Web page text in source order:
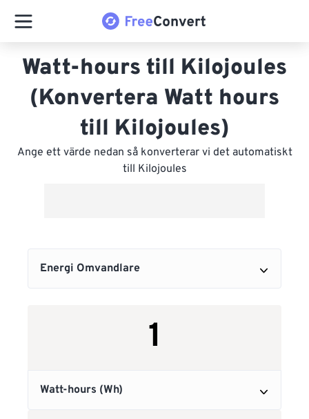
Watt-hours till Kilojoules
(Konvertera Watt hours
till Kilojoules)
Ange ett värde nedan så konverterar vi det automatiskt
till Kilojoules